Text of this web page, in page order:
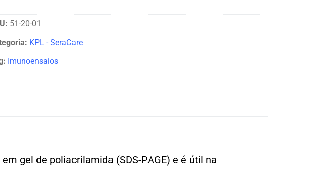
51-20-01
KPL - SeraCare
Imunoensaios
gel de poliacrilamida (SDS-PAGE) e é útil na